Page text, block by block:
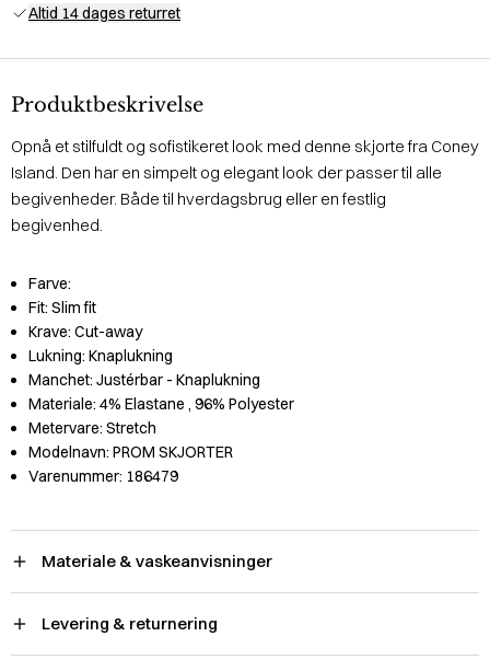
Altid 14 dages returret
Produktbeskrivelse
Opnå et stilfuldt og sofistikeret look med denne skjorte fra Coney
Island. Den har en simpelt og elegant look der passer til alle
begivenheder. Både til hverdagsbrug eller en festlig
begivenhed.
Farve:
Fit: Slim fit
Krave: Cut-away
Lukning: Knaplukning
Manchet: Justérbar - Knaplukning
Materiale: 4% Elastane , 96% Polyester
Metervare: Stretch
Modelnavn: PROM SKJORTER
Varenummer: 186479
Materiale & vaskeanvisninger
Levering & returnering